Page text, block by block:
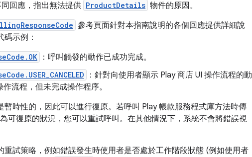
回應，指出無法提供 ProductDetails 物件的原因。
參考頁面針對本指南說明的各個回應提供詳細說
示例：
：呼叫觸發的動作已成功完成。
：針對向使用者顯示 Play 商店 UI 操作流程的動
流程，但未完成操作程序。
時性的，因此可以進行復原。若呼叫 Play 帳款服務程式庫方法時傳
可復原的狀況，您可以重試呼叫。在其他情況下，系統不會將錯誤視
試策略，例如錯誤發生時使用者是否處於工作階段狀態 (例如使用者